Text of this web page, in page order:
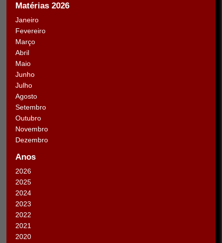
Matérias 2026
Janeiro
Fevereiro
Março
Abril
Maio
Junho
Julho
Agosto
Setembro
Outubro
Novembro
Dezembro
Anos
2026
2025
2024
2023
2022
2021
2020